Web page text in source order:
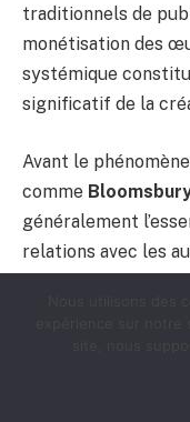
traditionnels de
monétisation des
systémique
significatif de la
Avant le
comme
généralement
relations avec les